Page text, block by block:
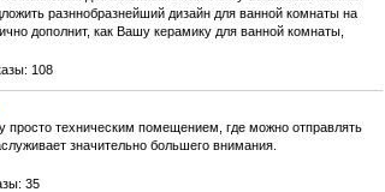
разннобразнейший дизайн для ванной комнаты на
дополнит, как Вашу керамику для ванной комнаты,
108
просто техническим помещением, где можно отправлять
значительно большего внимания.
35